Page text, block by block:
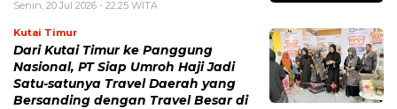
Senin, 20 Jul 2026 - 22:25 WITA
Kutai Timur
Dari Kutai Timur ke Panggung
Nasional, PT Siap Umroh Haji Jadi
Satu-satunya Travel Daerah yang
Bersanding dengan Travel Besar di